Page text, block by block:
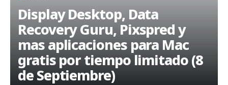
Display Desktop, Data
Recovery Guru, Pixspred y
mas aplicaciones para Mac
gratis por tiempo limitado (8
de Septiembre)